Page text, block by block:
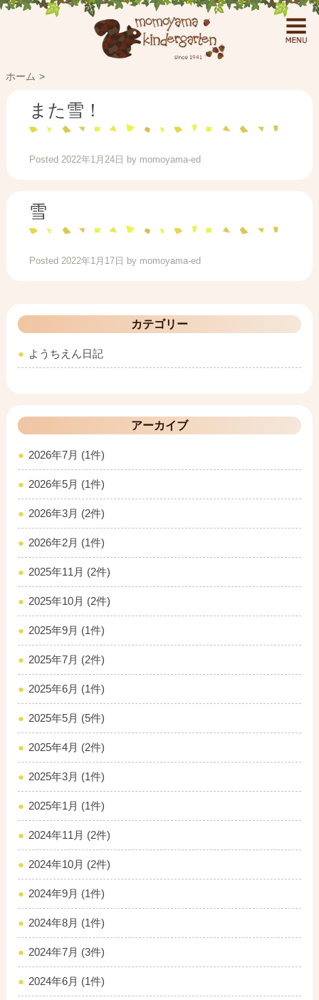
ホーム
また雪！
Posted 2022年1月24日 by momoyama-ed
雪
Posted 2022年1月17日 by momoyama-ed
カテゴリー
ようちえん日記
アーカイブ
2026年7月 (1件)
2026年5月 (1件)
2026年3月 (2件)
2026年2月 (1件)
2025年11月 (2件)
2025年10月 (2件)
2025年9月 (1件)
2025年7月 (2件)
2025年6月 (1件)
2025年5月 (5件)
2025年4月 (2件)
2025年3月 (1件)
2025年1月 (1件)
2024年11月 (2件)
2024年10月 (2件)
2024年9月 (1件)
2024年8月 (1件)
2024年7月 (3件)
2024年6月 (1件)